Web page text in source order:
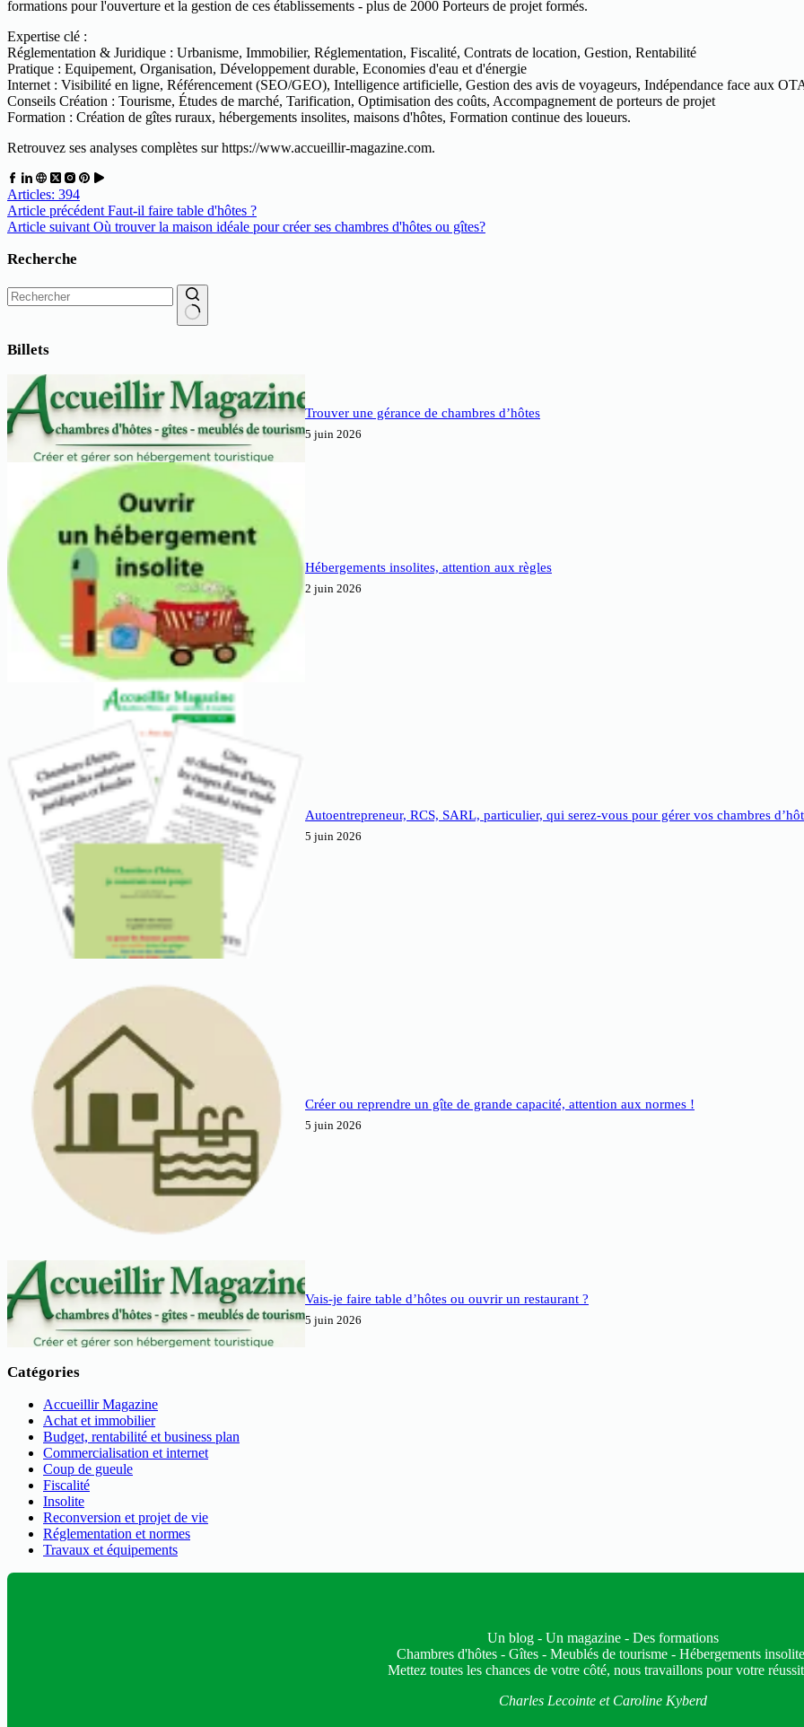
formations pour l'ouverture et la gestion de ces établissements - plus de 2000 Porteurs de projet formés.
Expertise clé :
Réglementation & Juridique : Urbanisme, Immobilier, Réglementation, Fiscalité, Contrats de location, Gestion, Rentabilité
Pratique : Equipement, Organisation, Développement durable, Economies d'eau et d'énergie
Internet : Visibilité en ligne, Référencement (SEO/GEO), Intelligence artificielle, Gestion des avis de voyageurs, Indépendance face aux
Conseils Création : Tourisme, Études de marché, Tarification, Optimisation des coûts, Accompagnement de porteurs de projet
Formation : Création de gîtes ruraux, hébergements insolites, maisons d'hôtes, Formation continue des loueurs.
Retrouvez ses analyses complètes sur https://www.accueillir-magazine.com.
Articles: 394
Article précédent Faut-il faire table d'hôtes ?
Article suivant Où trouver la maison idéale pour créer ses chambres d'hôtes ou gîtes?
Recherche
résultat
Billets
Trouver une gérance de chambres d’hôtes
5 juin 2026
Hébergements insolites, attention aux règles
2 juin 2026
Autoentrepreneur, RCS, SARL, particulier, qui serez-vous pour gérer vos chambres
5 juin 2026
Créer ou reprendre un gîte de grande capacité, attention aux normes !
5 juin 2026
Vais-je faire table d’hôtes ou ouvrir un restaurant ?
5 juin 2026
Catégories
Accueillir Magazine
Achat et immobilier
Budget, rentabilité et business plan
Commercialisation et internet
Coup de gueule
Fiscalité
Insolite
Reconversion et projet de vie
Réglementation et normes
Travaux et équipements
Un blog - Un magazine - Des formations
Chambres d'hôtes - Gîtes - Meublés de tourisme - Hébergements
Mettez toutes les chances de votre côté, nous travaillons pour votre
Charles Lecointe et Caroline Kyberd